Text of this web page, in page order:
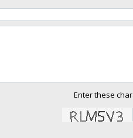
Enter these